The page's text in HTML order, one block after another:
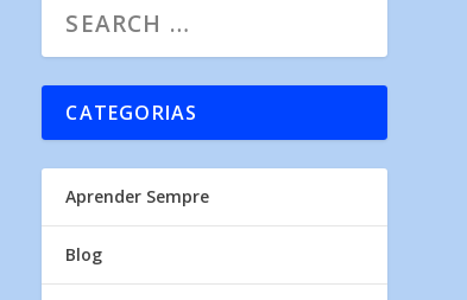
CATEGORIAS
Aprender Sempre
Blog